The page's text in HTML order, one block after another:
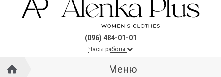
(096) 484-01-01
Часы работы
Меню